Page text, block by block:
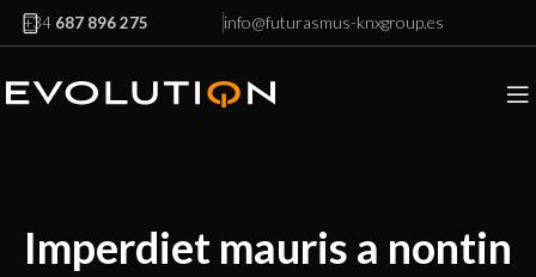
+34 687 896 275 info@futurasmus-knxgroup.es
Imperdiet mauris a nontin